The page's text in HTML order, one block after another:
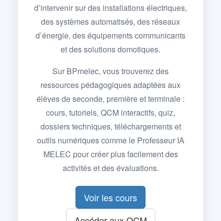
d’intervenir sur des installations électriques,
des systèmes automatisés, des réseaux
d’énergie, des équipements communicants
et des solutions domotiques.
Sur BPmelec, vous trouverez des
ressources pédagogiques adaptées aux
élèves de seconde, première et terminale :
cours, tutoriels, QCM interactifs, quiz,
dossiers techniques, téléchargements et
outils numériques comme le Professeur IA
MELEC pour créer plus facilement des
activités et des évaluations.
Voir les cours